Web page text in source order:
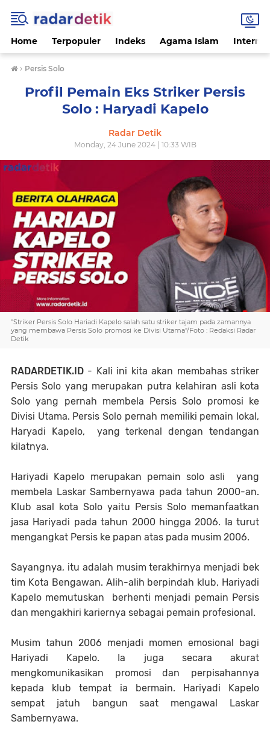
Home Terpopuler Indeks Agama Islam
› Persis Solo
Profil Pemain Eks Striker Persis
Solo : Haryadi Kapelo
Radar Detik
Monday, 24 June 2024 | 10:33 WIB
"Striker Persis Solo Hariadi Kapelo salah satu striker tajam pada zamannya
yang membawa Persis Solo promosi ke Divisi Utama"/Foto : Redaksi Radar
Detik
RADARDETIK.ID - Kali ini kita akan membahas striker
Persis Solo yang merupakan putra kelahiran asli kota
Solo yang pernah membela Persis Solo promosi ke
Divisi Utama. Persis Solo pernah memiliki pemain lokal,
Haryadi Kapelo, yang terkenal dengan tendangan
kilatnya.
Hariyadi Kapelo merupakan pemain solo asli yang
membela Laskar Sambernyawa pada tahun 2000-an.
Klub asal kota Solo yaitu Persis Solo memanfaatkan
jasa Hariyadi pada tahun 2000 hingga 2006. Ia turut
mengangkat Persis ke papan atas pada musim 2006.
Sayangnya, itu adalah musim terakhirnya menjadi bek
tim Kota Bengawan. Alih-alih berpindah klub, Hariyadi
Kapelo memutuskan berhenti menjadi pemain Persis
dan mengakhiri kariernya sebagai pemain profesional.
Musim tahun 2006 menjadi momen emosional bagi
Hariyadi Kapelo. Ia juga secara akurat
mengkomunikasikan promosi dan perpisahannya
kepada klub tempat ia bermain. Hariyadi Kapelo
sempat jatuh bangun saat mengawal Laskar
Sambernyawa.